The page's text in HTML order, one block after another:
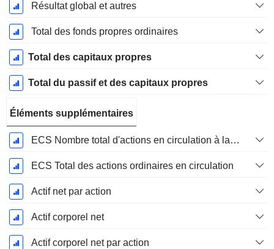
Résultat global et autres
Total des fonds propres ordinaires
Total des capitaux propres
Total du passif et des capitaux propres
Éléments supplémentaires
ECS Nombre total d'actions en circulation à la date de dépôt
ECS Total des actions ordinaires en circulation
Actif net par action
Actif corporel net
Actif corporel net par action